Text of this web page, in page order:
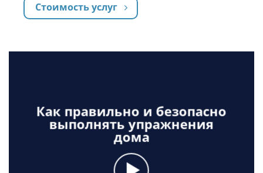
Стоимость услуг
Как правильно и безопасно
выполнять упражнения
дома